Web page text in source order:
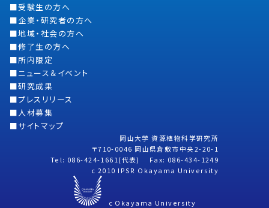
受験生の方へ
企業・研究者の方へ
地域・社会の方へ
修了生の方へ
所内限定
ニュース＆イベント
研究成果
プレスリリース
人材募集
サイトマップ
c Okayama University
岡山大学 資源植物科学研究所
〒710-0046 岡山県倉敷市中央2-20-1
Tel: 086-424-1661(代表) Fax: 086-434-1249
c 2010 IPSR Okayama University